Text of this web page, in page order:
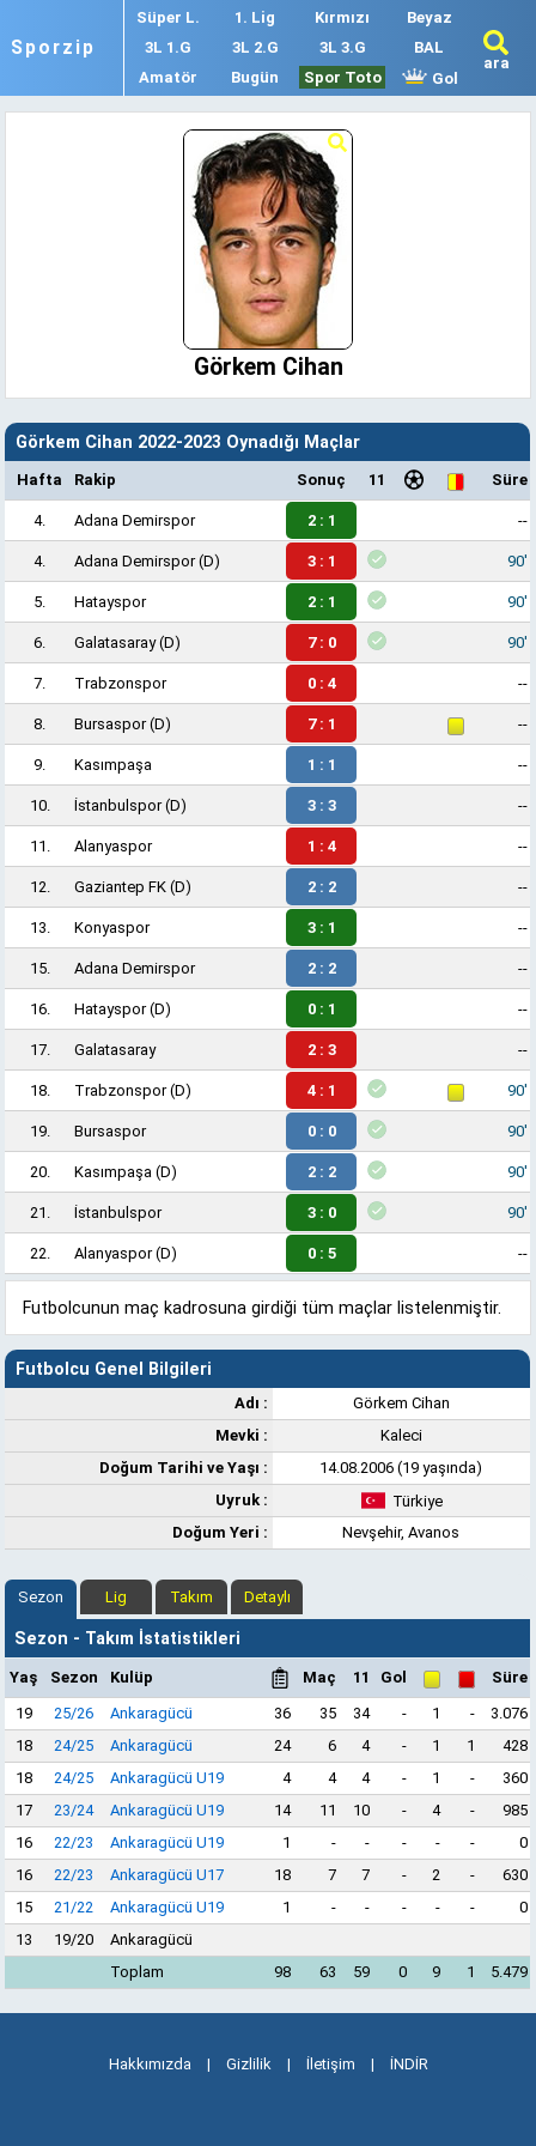
Sporzip
Süper L. 1. Lig Kırmızı
Beyaz
3L 1.G
3L 2.G 3L 3.G
BAL
Amatör
Bugün Spor Toto Gol
ara
Görkem Cihan
Görkem Cihan 2022-2023 Oynadığı Maçlar
Hafta Rakip Sonuç 11 Süre
4. Adana Demirspor 2 : 1 --
4. Adana Demirspor(D) 3 : 1 90'
5. Hatayspor 2 : 1 90'
6. Galatasaray(D) 7 : 0 90'
7. Trabzonspor 0 : 4 --
8. Bursaspor(D) 7 : 1 --
9. Kasımpaşa 1 : 1 --
10. İstanbulspor(D) 3 : 3 --
11. Alanyaspor 1 : 4 --
12. Gaziantep FK (D) 2 : 2 --
13. Konyaspor 3 : 1 --
15. Adana Demirspor 2 : 2 --
16. Hatayspor(D) 0 : 1 --
17. Galatasaray 2 : 3 --
18. Trabzonspor(D) 4 : 1 90'
19. Bursaspor 0 : 0 90'
20. Kasımpaşa (D) 2 : 2 90'
21. İstanbulspor 3 : 0 90'
22. Alanyaspor(D) 0 : 5 --
Futbolcunun maç kadrosuna girdiği tüm maçlar listelenmiştir.
Futbolcu Genel Bilgileri
Adı :
Görkem Cihan
Mevki :
Kaleci
Doğum Tarihi ve Yaşı :
14.08.2006 (19 yaşında)
Uyruk :
Türkiye
Doğum Yeri :
Nevşehir, Avanos
Sezon Lig Takım Detaylı
Sezon - Takım İstatistikleri
Yaş Sezon Kulüp Maç 11 Gol
Süre
19
25/26 Ankaragücü 36 35 34 - 1 -
3.076
18
24/25 Ankaragücü 24 6 4 - 1 1
428
18
24/25 Ankaragücü U19 4 4 4 - 1 -
360
17
23/24 Ankaragücü U19 14 11 10 - 4 -
985
16
22/23 Ankaragücü U19 1 - - - - -
0
16
22/23 Ankaragücü U17 18 7 7 - 2 -
630
15
21/22 Ankaragücü U19 1 - - - - -
0
13
19/20
Ankaragücü
Toplam
98 63 59 0 9 1 5.479
Hakkımızda | Gizlilik | İletişim | İNDİR